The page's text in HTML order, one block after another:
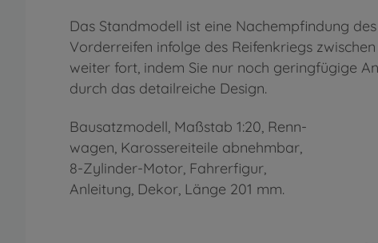
Das Standmodell ist eine Nachempfindung
Vorderreifen infolge des Reifenkriegs
weiter fort, indem Sie nur noch geringfügige
durch das detailreiche Design.
Bausatzmodell, Maßstab 1:20, Renn-
wagen, Karossereiteile abnehmbar,
8-Zylinder-Motor, Fahrerfigur,
Anleitung, Dekor, Länge 201 mm.